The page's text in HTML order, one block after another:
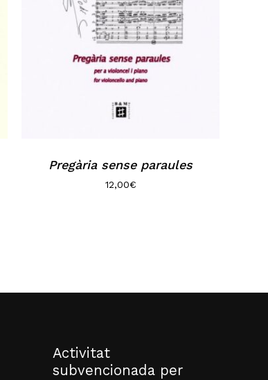
Pregària sense paraules
12,00€
Activitat
subvencionada per